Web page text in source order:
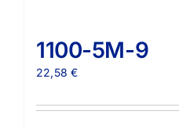
1100-5M-9
22,58€